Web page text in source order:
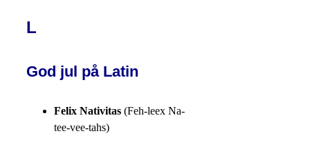
L
God jul på Latin
Felix Nativitas (Feh-leex Na-
tee-vee-tahs)